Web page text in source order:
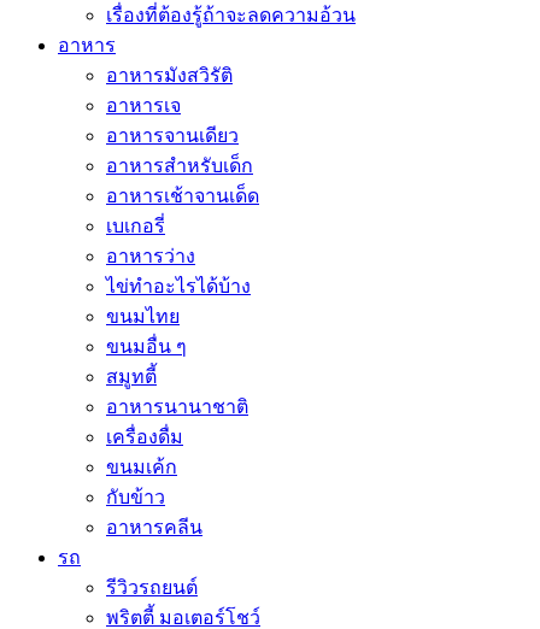
เรื่องที่ต้องรู้ถ้าจะลดความอ้วน
อาหาร
อาหารมังสวิรัติ
อาหารเจ
อาหารจานเดียว
อาหารสำหรับเด็ก
อาหารเช้าจานเด็ด
เบเกอรี่
อาหารว่าง
ไข่ทำอะไรได้บ้าง
ขนมไทย
ขนมอื่น ๆ
สมูทตี้
อาหารนานาชาติ
เครื่องดื่ม
ขนมเค้ก
กับข้าว
อาหารคลีน
รถ
รีวิวรถยนต์
พริตตี้ มอเตอร์โชว์